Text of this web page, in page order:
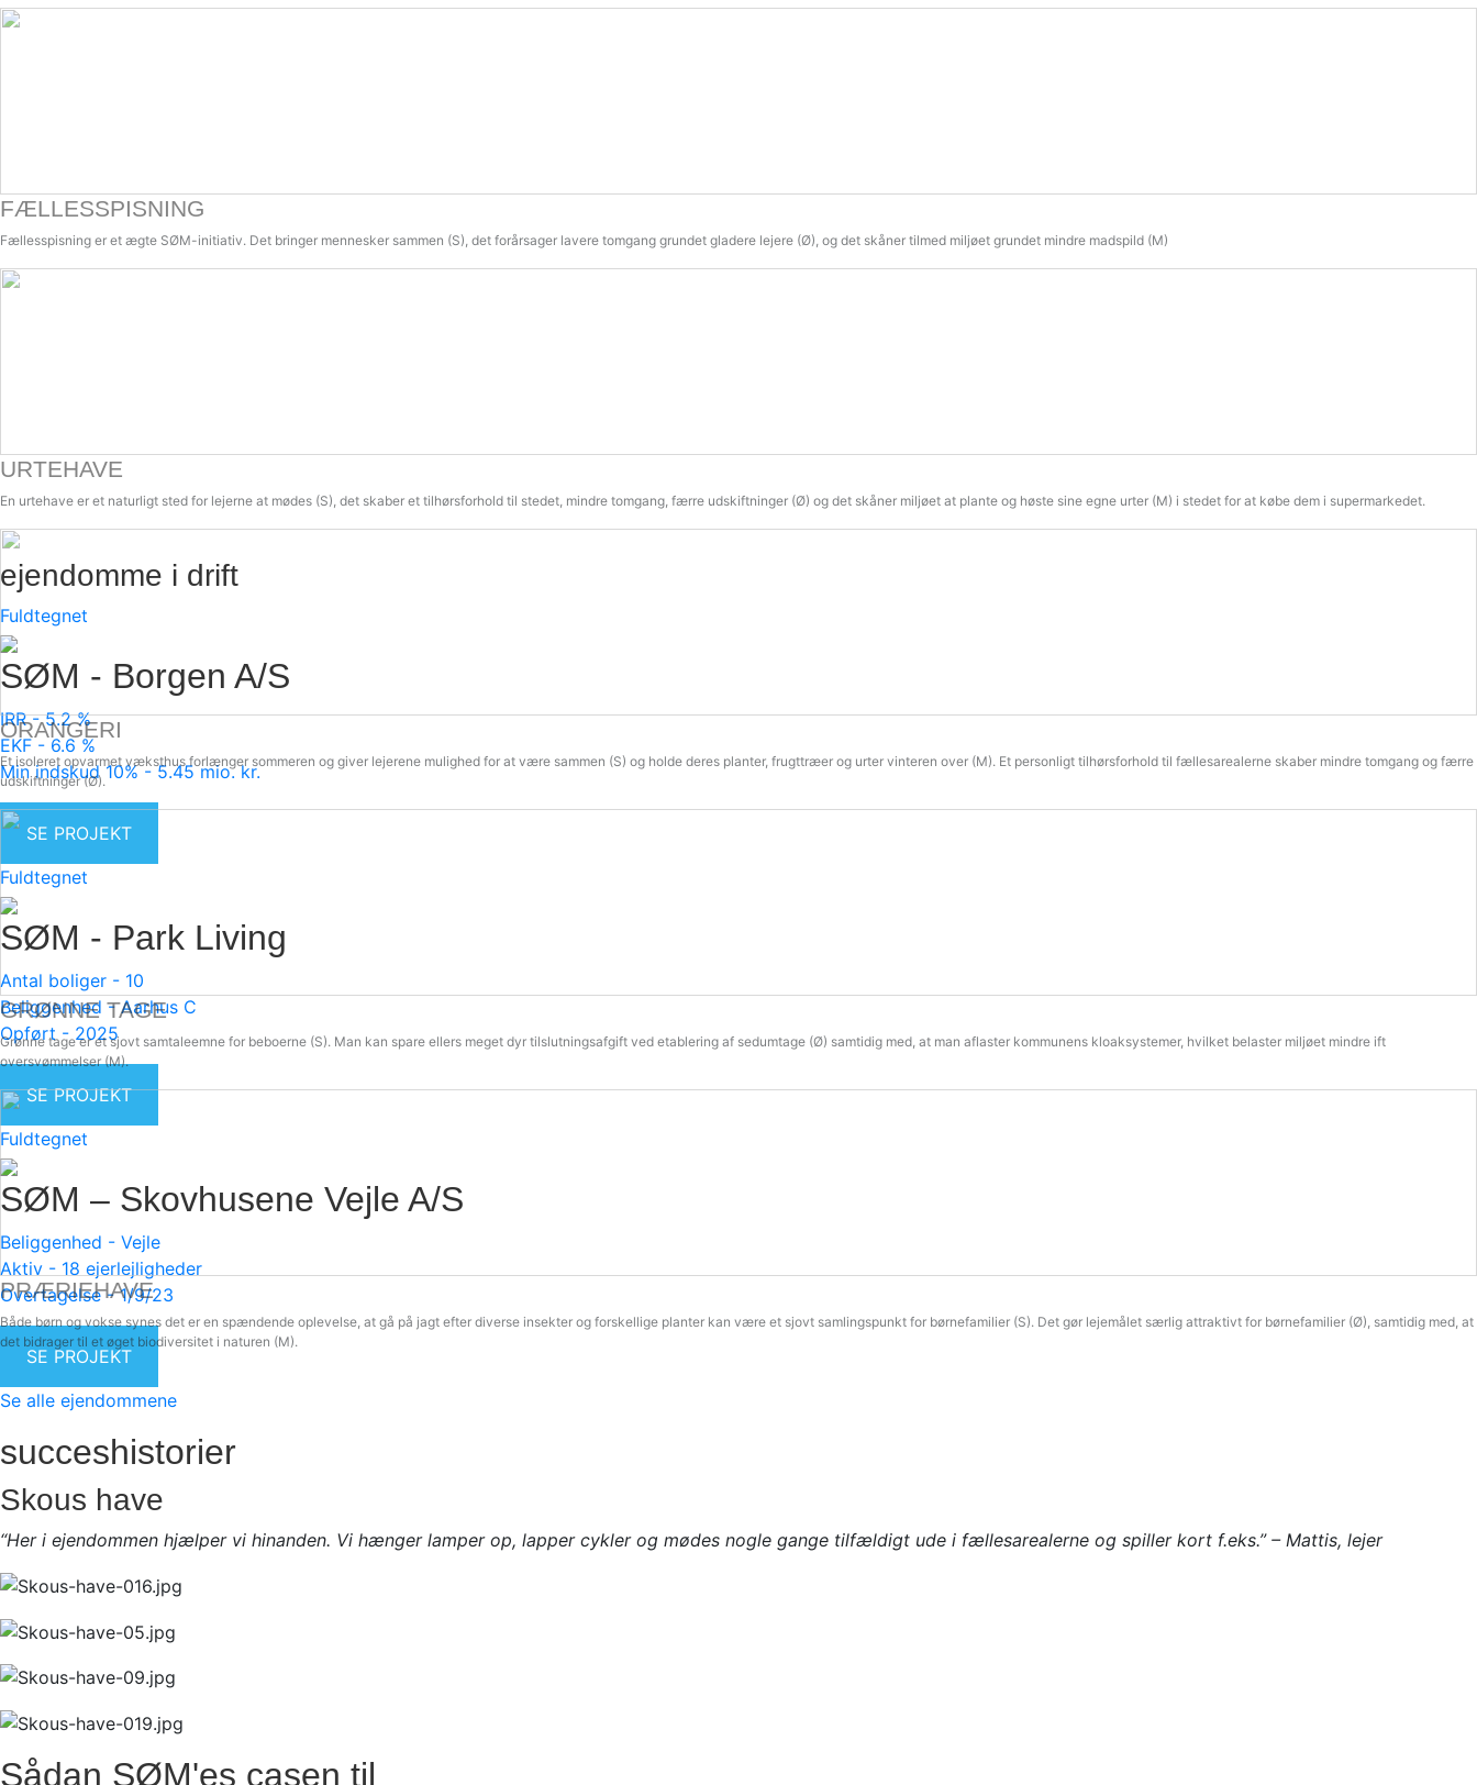
FÆLLESSPISNING
Fællesspisning er et ægte SØM-initiativ. Det bringer mennesker sammen (S), det forårsager lavere tomgang grundet gladere lejere (Ø), og det skåner tilmed miljøet grundet mindre madspild (M)
URTEHAVE
En urtehave er et naturligt sted for lejerne at mødes (S), det skaber et tilhørsforhold til stedet, mindre tomgang, færre udskiftninger (Ø) og det skåner miljøet at plante og høste sine egne urter (M) i stedet for at købe dem i supermarkedet.
ORANGERI
Et isoleret opvarmet væksthus forlænger sommeren og giver lejerene mulighed for at være sammen (S) og holde deres planter, frugttræer og urter vinteren over (M). Et personligt tilhørsforhold til fællesarealerne skaber mindre tomgang og færre
udskiftninger (Ø).
GRØNNE TAGE
Grønne tage er et sjovt samtaleemne for beboerne (S). Man kan spare ellers meget dyr tilslutningsafgift ved etablering af sedumtage (Ø) samtidig med, at man aflaster kommunens kloaksystemer, hvilket belaster miljøet mindre ift
oversvømmelser (M).
PRÆRIEHAVE
Både børn og vokse synes det er en spændende oplevelse, at gå på jagt efter diverse insekter og forskellige planter kan være et sjovt samlingspunkt for børnefamilier (S). Det gør lejemålet særlig attraktivt for børnefamilier (Ø), samtidig med, at
det bidrager til et øget biodiversitet i naturen (M).
ejendomme i drift
Fuldtegnet
SØM - Borgen A/S
IRR -5.2 %
EKF - 6.6 %
Min indskud 10% -5.45 mio. kr.
SE PROJEKT
Fuldtegnet
SØM - Park Living
Antal boliger - 10
Beliggenhed -Aarhus C
Opført -2025
SE PROJEKT
Fuldtegnet
SØM – Skovhusene Vejle A/S
Beliggenhed - Vejle
Aktiv - 18 ejerlejligheder
Overtagelse -1/9/23
SE PROJEKT
Se alle ejendommene
succeshistorier
Skous have
“Her i ejendommen hjælper vi hinanden. Vi hænger lamper op, lapper cykler og mødes nogle gange tilfældigt ude i fællesarealerne og spiller kort f.eks.” – Mattis, lejer
Sådan SØM'es casen til